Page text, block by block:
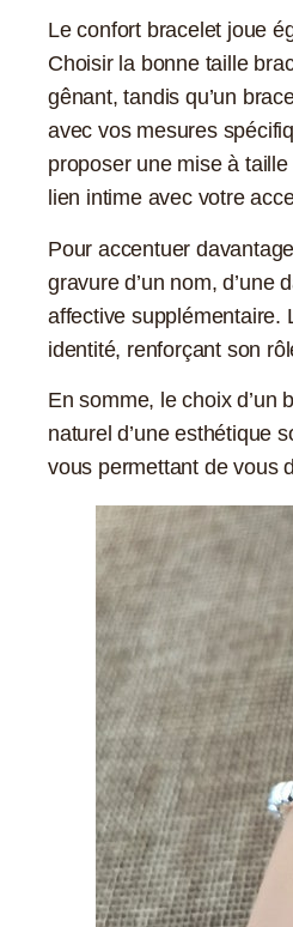
Le confort bracelet joue
Choisir la bonne taille
gênant, tandis qu’un
avec vos mesures
proposer une mise à
lien intime avec votre
Pour accentuer
gravure d’un nom, d’une
affective supplémentaire.
identité, renforçant son
En somme, le choix d’un
naturel d’une esthétique
vous permettant de vous